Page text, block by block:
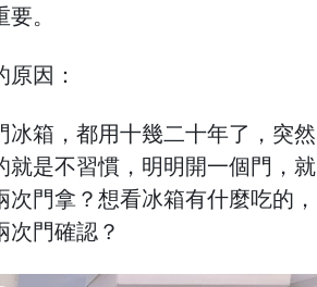
。
因：
箱，都用十幾二十年了，突然
是不習慣，明明開一個門，就
門拿？想看冰箱有什麼吃的，
門確認？